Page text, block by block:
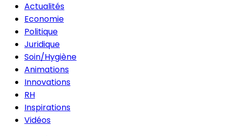
Actualités
Economie
Politique
Juridique
Soin/Hygiène
Animations
Innovations
RH
Inspirations
Vidéos